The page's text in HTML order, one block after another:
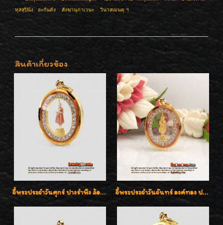
ทุสสุปินัง อะกันตัง สังฆานุภาเวนะ วินาสเมนตุ ฯ
สินค้าเกี่ยวข้อง
จี้พระประจำวันศุกร์ ปางรำพึง ล้อมเพชรสวิส เลี่ยมกรอบทองแท้90%ค่ะ จี้พระประจำวันจันทร์ องค์ทอง ปางห้ามญาติ ล้อมเพชรสวิส เลี่ยมกรอบทองแท้ 90% ค่ะ